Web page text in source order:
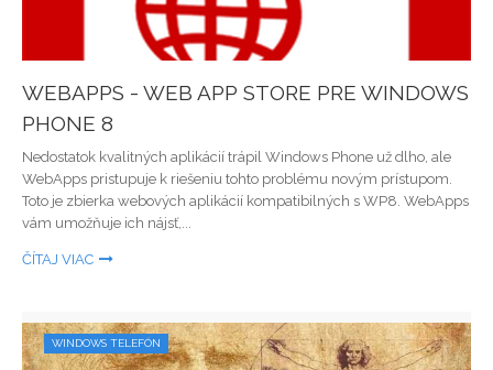
WEBAPPS - WEB APP STORE PRE WINDOWS
PHONE 8
Nedostatok kvalitných aplikácií trápil Windows Phone už dlho, ale
WebApps pristupuje k riešeniu tohto problému novým prístupom.
Toto je zbierka webových aplikácií kompatibilných s WP8. WebApps
vám umožňuje ich nájsť,...
ČÍTAJ VIAC
WINDOWS TELEFÓN